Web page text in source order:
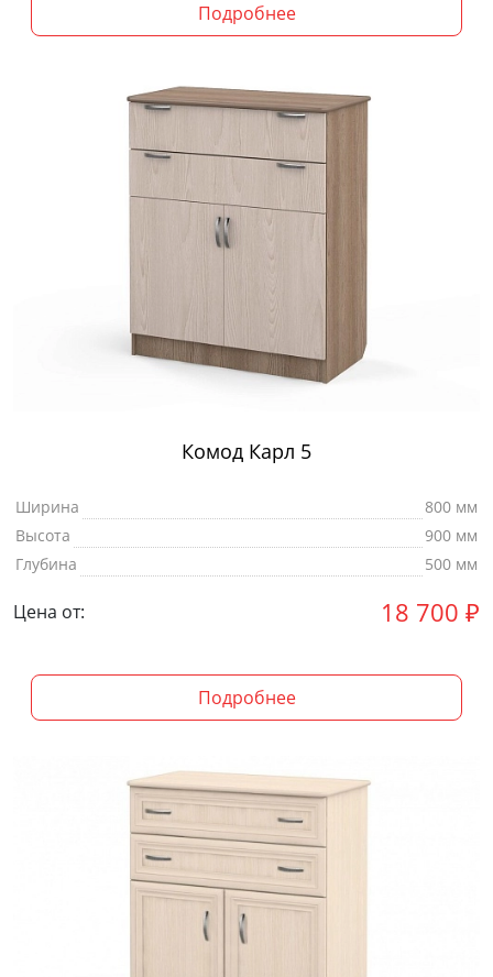
Подробнее
Комод Карл 5
Ширина
800 мм
Высота
900 мм
Глубина
500 мм
Цена от: 18 700 ₽
Подробнее